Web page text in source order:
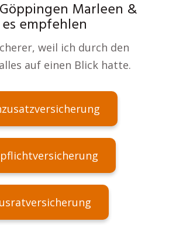
Marleen &
empfehlen
weil ich durch den
auf einen Blick hatte.